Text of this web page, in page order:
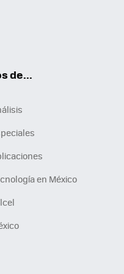
de...
en México